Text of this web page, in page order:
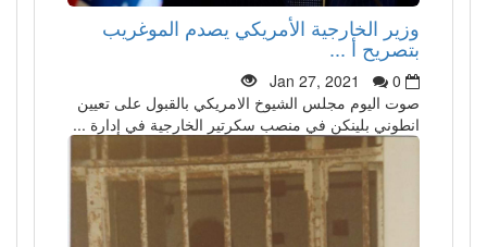
وزير الخارجية الأمريكي يصدم الموغريب
بتصريح أ ...
Jan 27, 2021
0
صوت اليوم مجلس الشيوخ الامريكي بالقبول على تعيين
انطوني بلينكن في منصب سكرتير الخارجية في إدارة ...